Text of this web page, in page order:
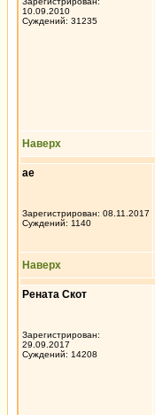
10.09.2010
Суждений: 31235
Наверх
ae
Зарегистрирован: 08.11.2017
Суждений: 1140
Наверх
Рената Скот
Зарегистрирован:
29.09.2017
Суждений: 14208